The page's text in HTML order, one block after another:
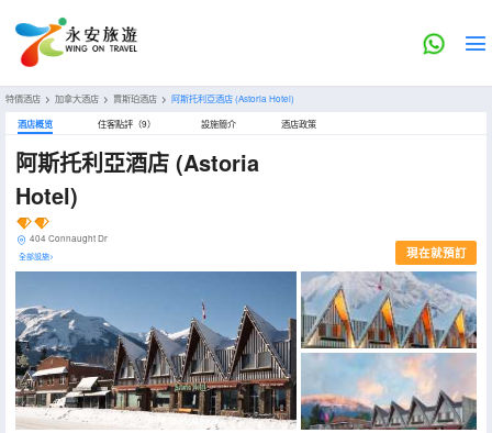
特價酒店 > 加拿大酒店 > 賈斯珀酒店 > 阿斯托利亞酒店(Astoria Hotel)
酒店概览 住客點評（9） 設施簡介 酒店政策
阿斯托利亞酒店 (Astoria
Hotel)
404 Connaught Dr
全部設施> 現在就預訂